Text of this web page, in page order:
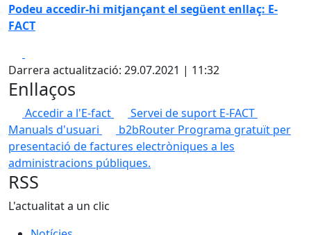
Podeu accedir-hi mitjançant el següent enllaç: E-
FACT
Darrera actualització: 29.07.2021 | 11:32
Enllaços
Accedir a l'E-fact
Servei de suport E-FACT
Manuals d'usuari
b2bRouter Programa gratuït per
presentació de factures electròniques a les
administracions públiques.
RSS
L'actualitat a un clic